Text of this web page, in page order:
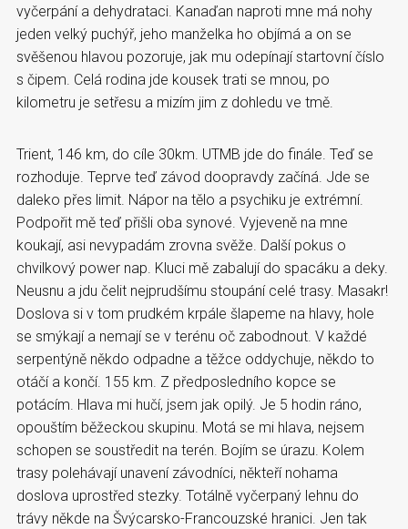
vyčerpání a dehydrataci. Kanaďan naproti mne má nohy
jeden velký puchýř, jeho manželka ho objímá a on se
svěšenou hlavou pozoruje, jak mu odepínají startovní číslo
s čipem. Celá rodina jde kousek trati se mnou, po
kilometru je setřesu a mizím jim z dohledu ve tmě.
Trient, 146 km, do cíle 30km. UTMB jde do finále. Teď se
rozhoduje. Teprve teď závod doopravdy začíná. Jde se
daleko přes limit. Nápor na tělo a psychiku je extrémní.
Podpořit mě teď přišli oba synové. Vyjeveně na mne
koukají, asi nevypadám zrovna svěže. Další pokus o
chvilkový power nap. Kluci mě zabalují do spacáku a deky.
Neusnu a jdu čelit nejprudšímu stoupání celé trasy. Masakr!
Doslova si v tom prudkém krpále šlapeme na hlavy, hole
se smýkají a nemají se v terénu oč zabodnout. V každé
serpentýně někdo odpadne a těžce oddychuje, někdo to
otáčí a končí. 155 km. Z předposledního kopce se
potácím. Hlava mi hučí, jsem jak opilý. Je 5 hodin ráno,
opouštím běžeckou skupinu. Motá se mi hlava, nejsem
schopen se soustředit na terén. Bojím se úrazu. Kolem
trasy polehávají unavení závodníci, někteří nohama
doslova uprostřed stezky. Totálně vyčerpaný lehnu do
trávy někde na Švýcarsko-Francouzské hranici. Jen tak